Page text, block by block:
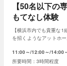
【50名以下の
もてなし体験
【横浜市内でも貴重な
を招くようなアットホ
11:00～ 12:00～ 14:00
3時間程度